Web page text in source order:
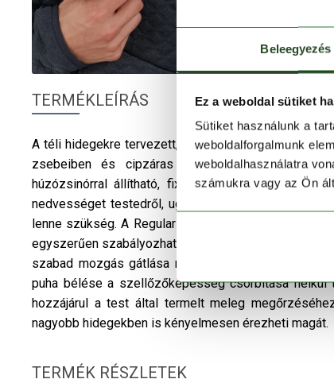
Beleegyezés
Ez a weboldal sütiket
Sütiket használunk a
weboldalforgalmunk
weboldalhasználatra
számukra vagy az Ön
TERMÉKLEÍRÁS
A téli hidegekre tervezett, béleltFundango
zsebeiben és cipzáras mellzsebében
húzózsinórral állítható, fix kapucni pedig
nedvességet testedről, ugyanakkor megőrzi annak
lenne szükség. A Regular Fit szabás felel
egyszerűen szabályozhatod hőleadásod, a felső
szabad mozgás gátlása nélkül tartva melegen
puha bélése a szellőzőképesség csorbítása
hozzájárul a test által termelt meleg
nagyobb hidegekben is kényelmesen érezheti magát.
TERMÉK RÉSZLETEK